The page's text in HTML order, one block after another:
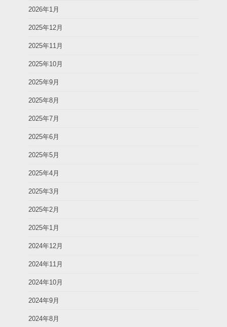
2026年1月
2025年12月
2025年11月
2025年10月
2025年9月
2025年8月
2025年7月
2025年6月
2025年5月
2025年4月
2025年3月
2025年2月
2025年1月
2024年12月
2024年11月
2024年10月
2024年9月
2024年8月